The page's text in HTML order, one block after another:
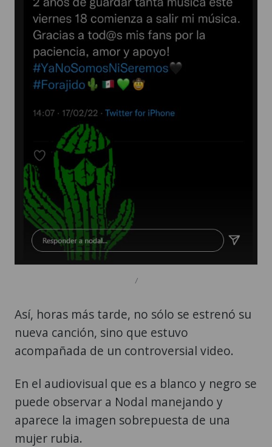
/
Así, horas más tarde, no sólo se estrenó su
nueva canción, sino que estuvo
acompañada de un controversial video.
En el audiovisual que es a blanco y negro se
puede observar a Nodal manejando y
aparece la imagen sobrepuesta de una
mujer rubia.